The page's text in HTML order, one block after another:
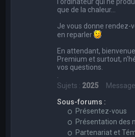
que de la chaleur...
Je vous donne rendez-
en reparler
En attendant,
Premium et surtout,
vos questions.
Sujets : 2025
Sous-forums :
Présentez-vous
Présentation des
Partenariat et